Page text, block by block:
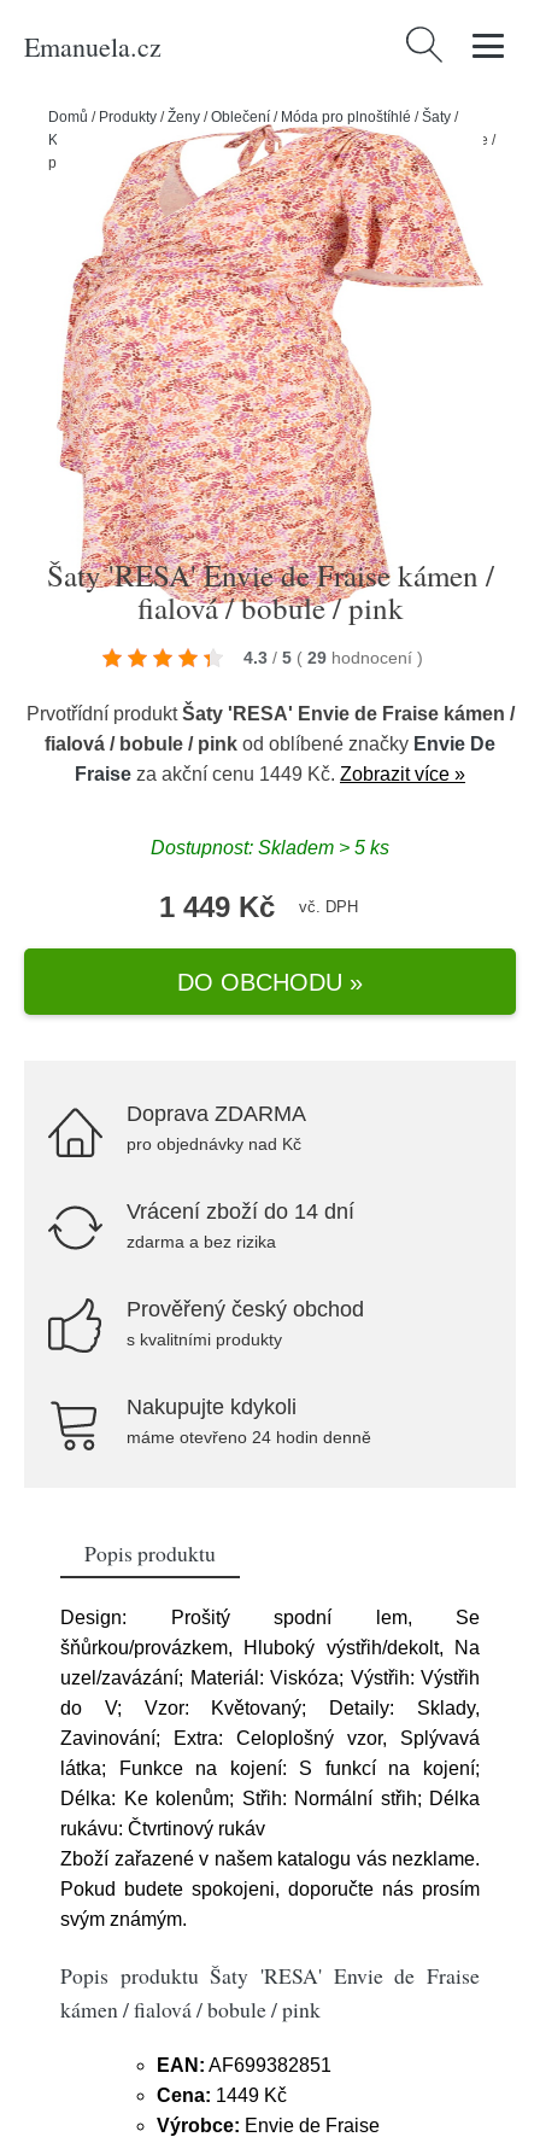
Emanuela.cz Vyhledávání
Domů / Produkty /Ženy /Oblečení / Móda pro plnoštíhlé /Šaty /
Košilové šaty
Šaty 'RESA' Envie de Fraise kámen / fialová / bobule /
pink
Šaty 'RESA' Envie de Fraise kámen /
fialová / bobule / pink
4.3 / 5 ( 29 hodnocení )
Prvotřídní produktŠaty 'RESA' Envie de Fraise kámen /
fialová / bobule / pink od oblíbené značky Envie De
Fraise za akční cenu 1449 Kč. Zobrazit více »
Dostupnost: Skladem > 5 ks
1 449 Kč vč. DPH
DO OBCHODU »
Doprava ZDARMA
pro objednávky nad Kč
Vrácení zboží do 14 dní
zdarma a bez rizika
Prověřený český obchod
s kvalitními produkty
Nakupujte kdykoli
máme otevřeno 24 hodin denně
Popis produktu
Design: Prošitý spodní lem, Se
šňůrkou/provázkem, Hluboký výstřih/dekolt, Na
uzel/zavázání; Materiál: Viskóza; Výstřih: Výstřih
do V; Vzor: Květovaný; Detaily: Sklady,
Zavinování; Extra: Celoplošný vzor, Splývavá
látka; Funkce na kojení: S funkcí na kojení;
Délka: Ke kolenům; Střih: Normální střih; Délka
rukávu: Čtvrtinový rukáv
Zboží zařazené v našem katalogu vás nezklame.
Pokud budete spokojeni, doporučte nás prosím
svým známým.
Popis produktu Šaty 'RESA' Envie de Fraise
kámen / fialová / bobule / pink
EAN: AF699382851
Cena: 1449 Kč
Výrobce: Envie de Fraise